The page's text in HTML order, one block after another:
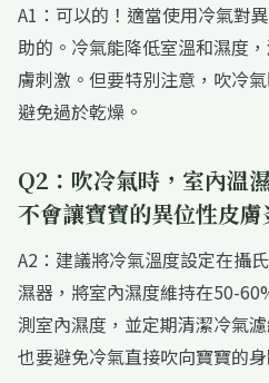
A1：可以的！適當使用冷氣對
助的。冷氣能降低室溫和濕度
膚刺激。但要特別注意，吹冷
避免過於乾燥。
Q2：吹冷氣時，室內溫
不會讓寶寶的異位性皮膚
A2：建議將冷氣溫度設定在攝
濕器，將室內濕度維持在50-
測室內濕度，並定期清潔冷氣
也要避免冷氣直接吹向寶寶的身